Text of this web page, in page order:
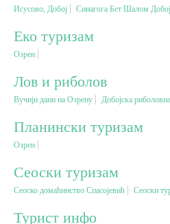
Гастрономија
Лов и риболов
Сеоски туризам
Омладински туризам
Дестинације
Исусово, Добој
Синагога Бет Шалом Добој
Еко туризам
Озрен
Лов и риболов
Вучији дани на Озрену Добојска
Планински туризам
Озрен
Сеоски туризам
Сеоско домаћинство Спасојевић Сеоски
Турист инфо